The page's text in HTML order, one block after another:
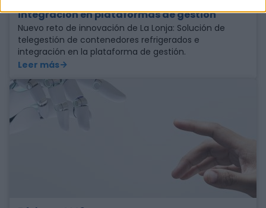
integración en plataformas de gestión
Nuevo reto de innovación de La Lonja: Solución de
telegestión de contenedores refrigerados e
integración en la plataforma de gestión.
Leer más